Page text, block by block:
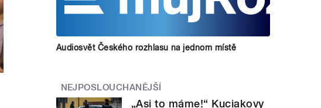
Audiosvět Českého rozhlasu na jednom místě
NEJPOSLOUCHANĚJŠÍ
„Asi to máme!“ Kuciakovy